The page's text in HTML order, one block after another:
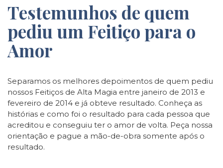
Testemunhos de quem
pediu um Feitiço para o
Amor
Separamos os melhores depoimentos de quem pediu
nossos Feitiços de Alta Magia entre janeiro de 2013 e
fevereiro de 2014 e já obteve resultado. Conheça as
histórias e como foi o resultado para cada pessoa que
acreditou e conseguiu ter o amor de volta. Peça nossa
orientação e pague a mão-de-obra somente após o
resultado.